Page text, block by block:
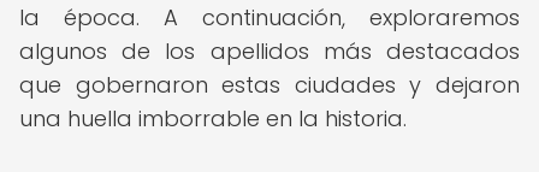
la época. A continuación, exploraremos
algunos de los apellidos más destacados
que gobernaron estas ciudades y dejaron
una huella imborrable en la historia.